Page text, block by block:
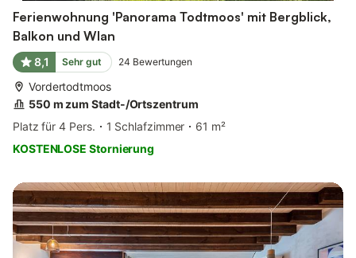
Ferienwohnung 'Panorama Todtmoos' mit Bergblick,
Balkon und Wlan
8,1 Sehr gut 24 Bewertungen
Vordertodtmoos
550 m zum Stadt-/Ortszentrum
Platz für 4 Pers.
1 Schlafzimmer
61 m²
KOSTENLOSE Stornierung